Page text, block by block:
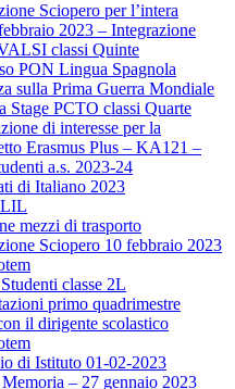
Sciopero per l’intera
2023 – Integrazione
classi Quinte
PON Lingua Spagnola
sulla Prima Guerra Mondiale
Stage PCTO classi Quarte
di interesse per la
Erasmus Plus – KA121 –
a.s. 2023-24
di Italiano 2023
mezzi di trasporto
Sciopero 10 febbraio 2023
classe 2L
primo quadrimestre
il dirigente scolastico
di Istituto 01-02-2023
– 27 gennaio 2023